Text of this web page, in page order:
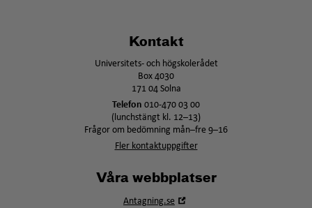
Kontakt
Universitets- och högskolerådet
Box 4030
171 04 Solna
Telefon 010-470 03 00
(lunchstängt kl. 12–13)
Frågor om bedömning mån–fre 9–16
Fler kontaktuppgifter
Våra webbplatser
Antagning.se